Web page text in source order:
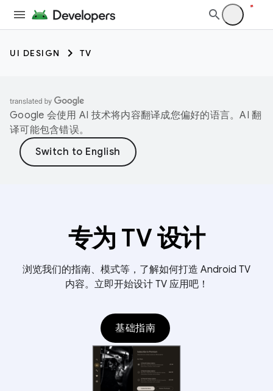
UI DESIGN TV
Google 会使用 AI 技术将内容翻译成您偏好的语言。AI 翻
译可能包含错误。
专为 TV 设计
浏览我们的指南、模式等，了解如何打造 Android TV
内容。立即开始设计 TV 应用吧！
基础指南